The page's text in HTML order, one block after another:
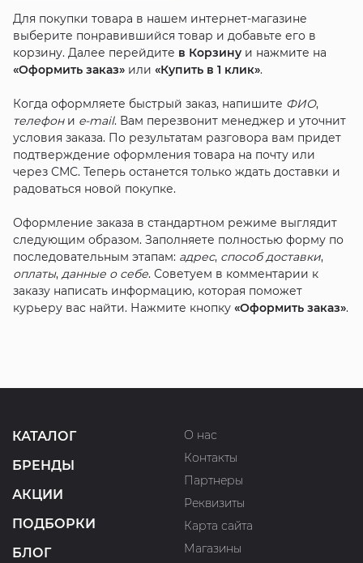
Для покупки товара в нашем интернет-магазине
выберите понравившийся товар и добавьте его в
корзину. Далее перейдите в Корзинуи нажмите на
«Оформить заказ»или «Купить в 1 клик».
Когда оформляете быстрый заказ, напишите ФИО,
телефони e-mail. Вам перезвонит менеджер и уточнит
условия заказа. По результатам разговора вам придет
подтверждение оформления товара на почту или
через СМС. Теперь останется только ждать доставки и
радоваться новой покупке.
Оформление заказа в стандартном режиме выглядит
следующим образом. Заполняете полностью форму по
последовательным этапам: адрес, способ доставки,
оплаты, данные о себе. Советуем в комментарии к
заказу написать информацию, которая поможет
курьеру вас найти. Нажмите кнопку «Оформить заказ».
КАТАЛОГ
БРЕНДЫ
АКЦИИ
ПОДБОРКИ
БЛОГ
О нас
Контакты
Партнеры
Реквизиты
Карта сайта
Магазины